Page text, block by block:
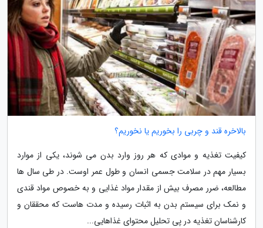
بالاخره قند و چربی را بخوریم یا نخوریم؟
کیفیت تغذیه و موادی که هر روز وارد بدن می شوند، یکی از موارد
بسیار مهم در سلامت جسمی انسان و طول عمر اوست. در طی سال ها
مطالعه، ضرر مصرف بیش از مقدار مواد غذایی و به خصوص مواد قندی
و نمک برای سیستم بدن به اثبات رسیده و مدت هاست که محققان و
کارشناسان تغذیه در پی تحلیل محتوای غذاهایی...